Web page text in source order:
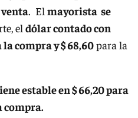
venta. El mayorista se
el dólar contado con
compra y $ 68,60para la
estable en $ 66,20 para
compra.